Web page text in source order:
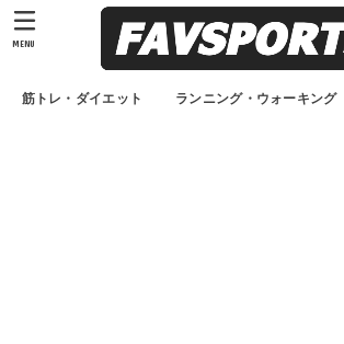
筋トレ・ダイエット ランニング・ウォーキング
MENU